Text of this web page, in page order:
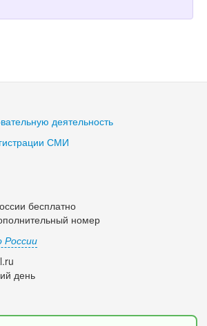
деятельность
СМИ
бесплатно
номер
России
день